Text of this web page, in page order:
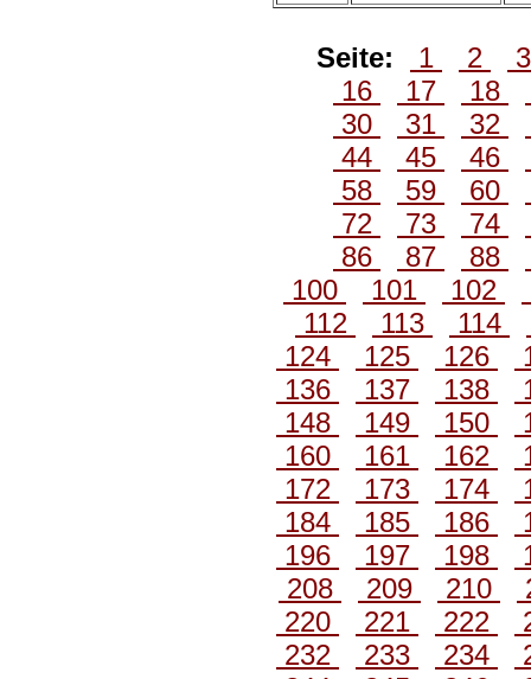
Seite: 1 2
16
17 18
30
31 32
44
45 46
58
59 60
72
73 74
86
87 88
100
101 102
112
113 114
124
125 126
136
137 138
148
149 150
160
161 162
172
173 174
184
185 186
196
197 198
208
209 210
220
221 222
232
233 234